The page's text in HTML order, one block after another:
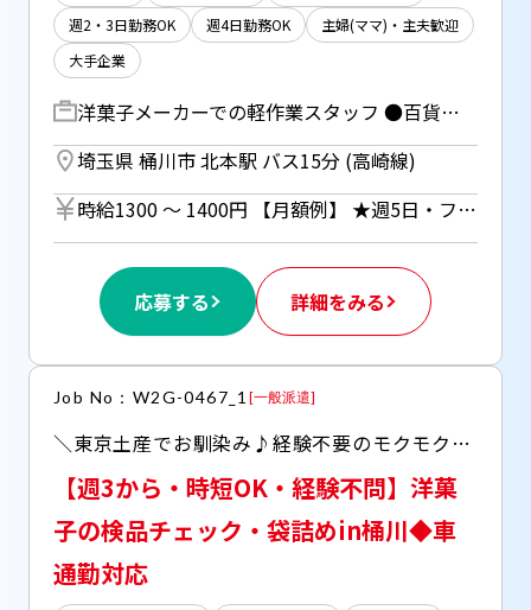
週2・3日勤務OK
週4日勤務OK
主婦(ママ)・主夫歓迎
大手企業
洋菓子メーカーでの軽作業スタッフ ●百貨店で人気のお菓子取り扱い！ ・出来上がったクッキーなどの検品チェック ・商品の箱詰め、包装、シール貼り ・材料の仕込み、生地を並べる ・その他、作業スペースの掃除など 【オススメPOINT】━━━━━━━━━━━━━ ＊難しい機械操作ナシ♪ ＊20名以上のチームで困った時は相談できる環境！ ＊【社割あり】おトクにお菓子も買える♪
埼玉県 桶川市 北本駅 バス15分 (高崎線)
時給1300 〜 1400円 【月額例】 ★週5日・フルタイムの場合 23万5200円（時給1400円×実働8h×21日） ※月額例は一例であり、保証するものではありません。 ※車通勤の場合はガソリン代支給（規定あり） ※週5日勤務：時給1400円 ※週3～4日勤務：時給1300円 ◆週払い（規定あり）利用OK！※ご本人様からお仕事紹介時に申請があった場合のみ適用（初回2ヵ月間のみ、以降月払い制。マイナンバー＆扶養控除申告書の提出が必要です。）
応募する 詳細をみる
Job No：W2G-0467_1 [一般派遣]
＼東京土産でお馴染み♪経験不要のモクモク作業／ ◆出来上がったお菓子の検品・袋詰め ◆時間・曜日を自分に合わせて選べます♪
【週3から・時短OK・経験不問】洋菓
子の検品チェック・袋詰めin桶川◆車
通勤対応